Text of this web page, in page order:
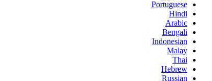
Portuguese
Hindi
Arabic
Bengali
Indonesian
Malay
Thai
Hebrew
Russian